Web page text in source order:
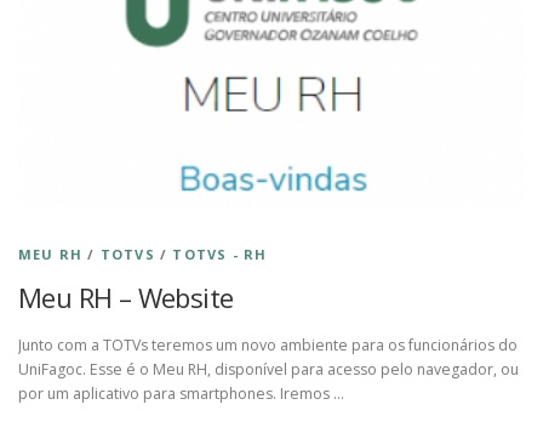
MEU RH / TOTVS / TOTVS - RH
Meu RH – Website
Junto com a TOTVs teremos um novo ambiente para os funcionários do
UniFagoc. Esse é o Meu RH, disponível para acesso pelo navegador, ou
por um aplicativo para smartphones. Iremos …